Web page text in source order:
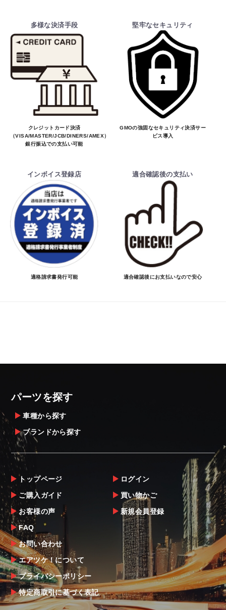
多様な決済手段
クレジットカード決済
（VISA/MASTER/JCB/DINERS/AMEX）、
銀行振込での支払い可能
堅牢なセキュリティ
GMOの強固なセキュリティ決済サー
ビス導入
インボイス登録店
適格請求書発行可能
適合確認後の支払い
適合確認後にお支払いなので安心
パーツを探す
車種から探す
ブランドから探す
トップページ
ご購入ガイド
お客様の声
FAQ
お問い合わせ
エアツケ！について
プライバシーポリシー
特定商取引に基づく表記
ログイン
買い物かご
新規会員登録